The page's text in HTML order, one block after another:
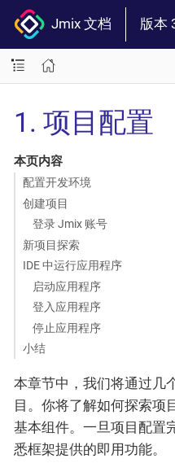
Jmix 文档 版本
1. 项目配置
本页内容
配置开发环境
创建项目
登录 Jmix 账号
新项目探索
IDE 中运行应用程序
启动应用程序
登入应用程序
停止应用程序
小结
本章节中，我们将通过几
目。你将了解如何探索项
基本组件。一旦项目配置
悉框架提供的即用功能。